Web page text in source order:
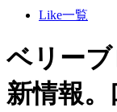
Like一覧
ベリー
新情報